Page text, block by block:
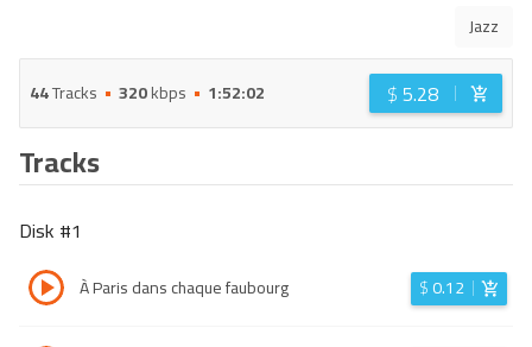
Jazz
44Tracks 320kbps 1:52:02 $5.28
Tracks
Disk #1
À Paris dans chaque faubourg $0.12